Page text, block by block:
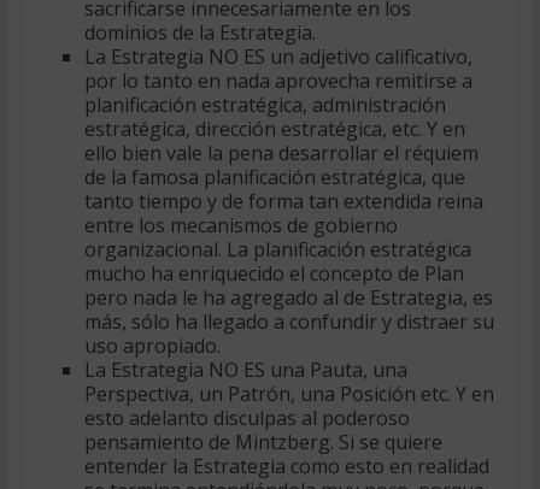
sacrificarse innecesariamente en los
dominios de la Estrategia.
La Estrategia NO ES un adjetivo calificativo,
por lo tanto en nada aprovecha remitirse a
planificación estratégica, administración
estratégica, dirección estratégica, etc. Y en
ello bien vale la pena desarrollar el réquiem
de la famosa planificación estratégica, que
tanto tiempo y de forma tan extendida reina
entre los mecanismos de gobierno
organizacional. La planificación estratégica
mucho ha enriquecido el concepto de Plan
pero nada le ha agregado al de Estrategia, es
más, sólo ha llegado a confundir y distraer su
uso apropiado.
La Estrategia NO ES una Pauta, una
Perspectiva, un Patrón, una Posición etc. Y en
esto adelanto disculpas al poderoso
pensamiento de Mintzberg. Si se quiere
entender la Estrategia como esto en realidad